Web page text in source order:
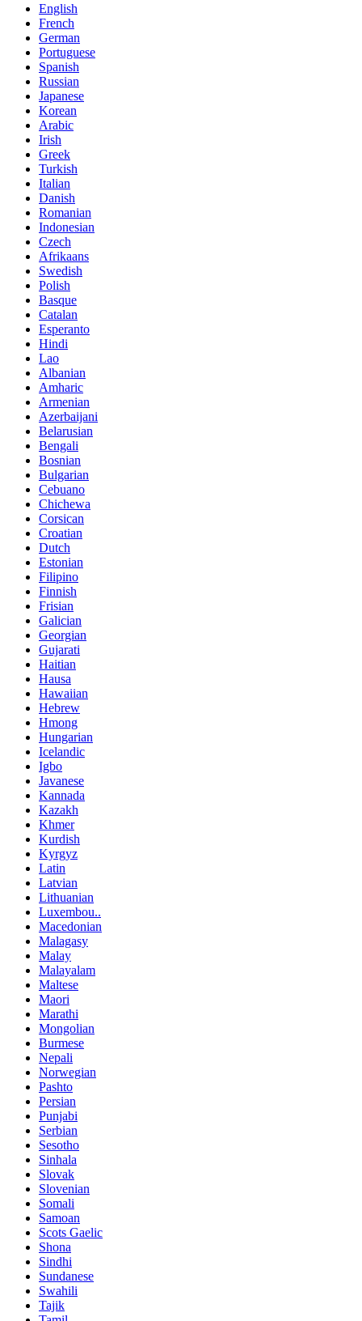
English
French
German
Portuguese
Spanish
Russian
Japanese
Korean
Arabic
Irish
Greek
Turkish
Italian
Danish
Romanian
Indonesian
Czech
Afrikaans
Swedish
Polish
Basque
Catalan
Esperanto
Hindi
Lao
Albanian
Amharic
Armenian
Azerbaijani
Belarusian
Bengali
Bosnian
Bulgarian
Cebuano
Chichewa
Corsican
Croatian
Dutch
Estonian
Filipino
Finnish
Frisian
Galician
Georgian
Gujarati
Haitian
Hausa
Hawaiian
Hebrew
Hmong
Hungarian
Icelandic
Igbo
Javanese
Kannada
Kazakh
Khmer
Kurdish
Kyrgyz
Latin
Latvian
Lithuanian
Luxembou..
Macedonian
Malagasy
Malay
Malayalam
Maltese
Maori
Marathi
Mongolian
Burmese
Nepali
Norwegian
Pashto
Persian
Punjabi
Serbian
Sesotho
Sinhala
Slovak
Slovenian
Somali
Samoan
Scots Gaelic
Shona
Sindhi
Sundanese
Swahili
Tajik